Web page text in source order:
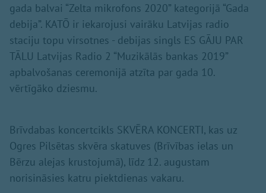
gada balvai “Zelta mikrofons 2020” kategorijā “Gada
debija”. KATŌ ir iekarojusi vairāku Latvijas radio
staciju topu virsotnes - debijas singls ES GĀJU PAR
TĀLU Latvijas Radio 2 “Muzikālās bankas 2019”
apbalvošanas ceremonijā atzīta par gada 10.
vērtīgāko dziesmu.
Brīvdabas koncertcikls SKVĒRA KONCERTI, kas uz
Ogres Pilsētas skvēra skatuves (Brīvības ielas un
Bērzu alejas krustojumā), līdz 12. augustam
norisināsies katru piektdienas vakaru.